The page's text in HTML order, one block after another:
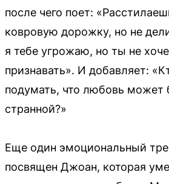
после чего поет:
ковровую дорожку, но не
я тебе угрожаю, но ты не
признавать». И добавляет:
подумать, что любовь может
странной?»
Еще один эмоциональный
посвящен Джоан, которая